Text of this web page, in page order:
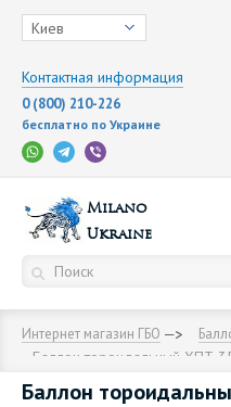
Киев
Контактная информация
0 (800) 210-226
бесплатно по Украине
Milano
Ukraine
Интернет магазин ГБО
Баллон тороидальный ХПТ
Баллон